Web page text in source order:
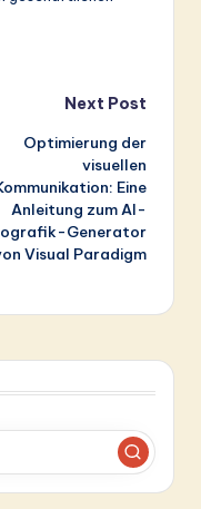
Next Post
Optimierung der
visuellen
Eine
Anleitung zum AI-
Generator
Visual Paradigm